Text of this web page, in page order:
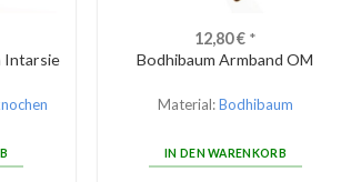
Intarsie
12,80€*
Bodhibaum Armband OM
Material:Bodhibaum
IN DEN WARENKORB